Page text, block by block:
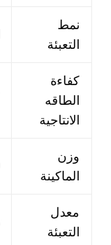
نمط
التعبئة
كفاءة
الطاقه
الانتاجية
وزن
الماكينة
معدل
التعبئة